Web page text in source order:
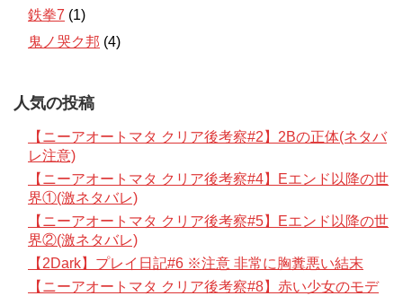
鉄拳7 (1)
鬼ノ哭ク邦 (4)
人気の投稿
【ニーアオートマタ クリア後考察#2】2Bの正体(ネタバ
レ注意)
【ニーアオートマタ クリア後考察#4】Eエンド以降の世
界①(激ネタバレ)
【ニーアオートマタ クリア後考察#5】Eエンド以降の世
界②(激ネタバレ)
【2Dark】プレイ日記#6 ※注意 非常に胸糞悪い結末
【ニーアオートマタ クリア後考察#8】赤い少女のモデ